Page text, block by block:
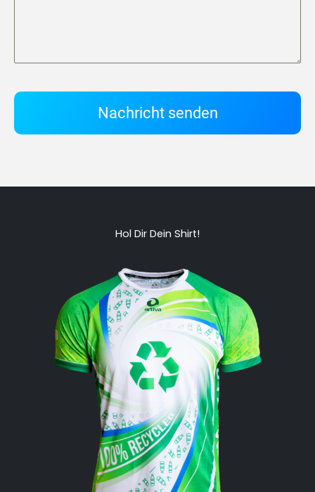
Nachricht senden
Hol Dir Dein Shirt!